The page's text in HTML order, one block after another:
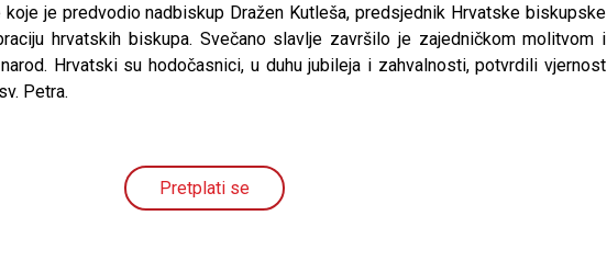
je predvodio nadbiskup Dražen Kutleša, predsjednik Hrvatske biskupske
hrvatskih biskupa. Svečano slavlje završilo je zajedničkom molitvom i
Hrvatski su hodočasnici, u duhu jubileja i zahvalnosti, potvrdili vjernost
Petra.
Pretplati se